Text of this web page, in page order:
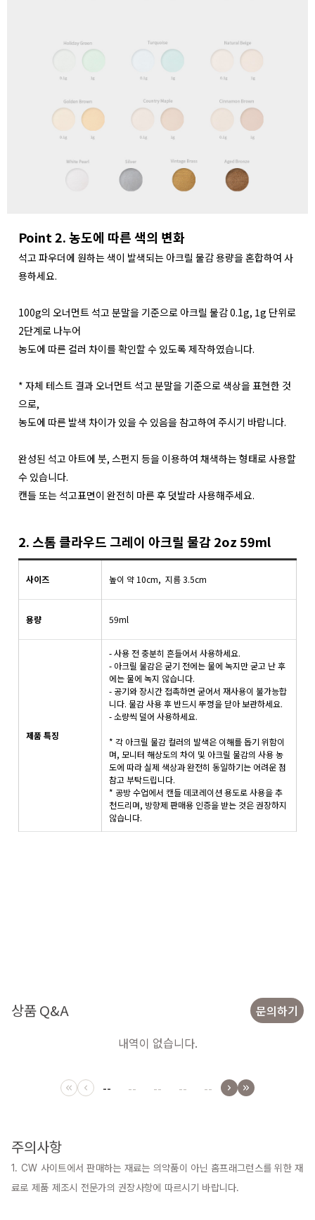
Point 2. 농도에 따른 색의 변화
석고 파우더에 원하는 색이 발색되는 아크릴 물감 용량을 혼합하여 사
용하세요.
100g의 오너먼트 석고 분말을 기준으로 아크릴 물감 0.1g, 1g 단위로
2단계로 나누어
농도에 따른 컬러 차이를 확인할 수 있도록 제작하였습니다.
* 자체 테스트 결과 오너먼트 석고 분말을 기준으로 색상을 표현한 것
으로,
농도에 따른 발색 차이가 있을 수 있음을 참고하여 주시기 바랍니다.
완성된 석고 아트에 붓, 스펀지 등을 이용하여 채색하는 형태로 사용할
수 있습니다.
캔들 또는 석고표면이 완전히 마른 후 덧발라 사용해주세요.
2. 스톰 클라우드 그레이 아크릴 물감 2oz 59ml
사이즈 높이 약 10cm, 지름 3.5cm
용량 59ml
제품 특징
- 사용 전 충분히 흔들어서 사용하세요.
- 아크릴 물감은 굳기 전에는 물에 녹지만 굳고 난 후
에는 물에 녹지 않습니다.
- 공기와 장시간 접촉하면 굳어서 재사용이 불가능합
니다. 물감 사용 후 반드시 뚜껑을 닫아 보관하세요.
- 소량씩 덜어 사용하세요.
* 각 아크릴 물감 컬러의 발색은 이해를 돕기 위함이
며, 모니터 해상도의 차이 및 아크릴 물감의 사용 농
도에 따라 실제 색상과 완전히 동일하기는 어려운 점
참고 부탁드립니다.
* 공방 수업에서 캔들 데코레이션 용도로 사용을 추
천드리며, 방향제 판매용 인증을 받는 것은 권장하지
않습니다.
상품 Q&A
문의하기
내역이 없습니다.
-- -- -- -- --
주의사항
1. CW 사이트에서 판매하는 재료는 의약품이 아닌 홈프래그런스를 위한 재
료로 제품 제조시 전문가의 권장사항에 따르시기 바랍니다.